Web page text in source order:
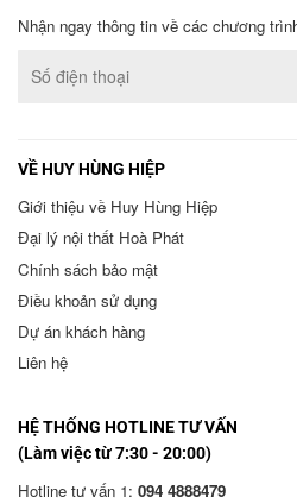
Nhận ngay thông tin về các chương
VỀ HUY HÙNG HIỆP
Giới thiệu về Huy Hùng Hiệp
Đại lý nội thất Hoà Phát
Chính sách bảo mật
Điều khoản sử dụng
Dự án khách hàng
Liên hệ
HỆ THỐNG HOTLINE TƯ VẤN
(Làm việc từ 7:30 - 20:00)
Hotline tư vấn 1: 094 4888479